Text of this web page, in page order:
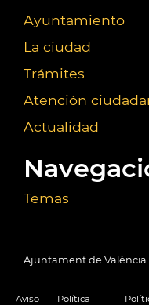
Ayuntamiento
La ciudad
Trámites
Atención
Actualidad
Temas
Ajuntament de València
Aviso Política